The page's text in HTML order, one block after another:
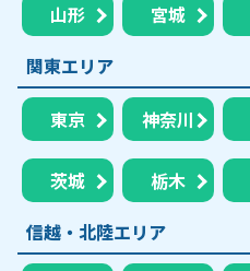
山形 宮城
関東エリア
東京 神奈川
茨城 栃木
信越・北陸エリア